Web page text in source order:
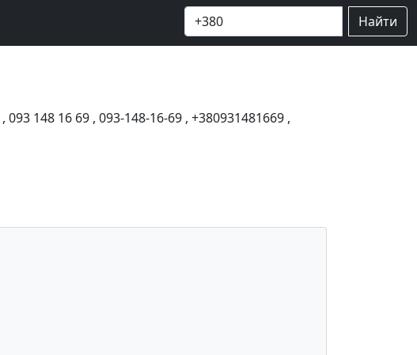
Найти
, 093 148 16 69 , 093-148-16-69 , +380931481669 ,